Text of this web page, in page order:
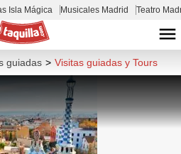
Isla Mágica Musicales Madrid Teatro
guiadas > Visitas guiadas y Tours